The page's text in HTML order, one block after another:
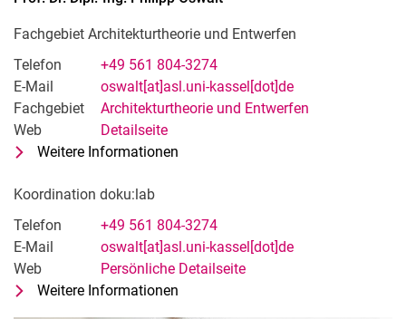
Fachgebiet Architekturtheorie und Entwerfen
Telefon
+49 561 804-3274
E-Mail
oswalt[at]asl.uni-kassel[dot]de
Fachgebiet
Architekturtheorie und Entwerfen
Web
Detailseite
Weitere Informationen
Koordination doku:lab
Telefon
+49 561 804-3274
E-Mail
oswalt[at]asl.uni-kassel[dot]de
Web
Persönliche Detailseite
Weitere Informationen